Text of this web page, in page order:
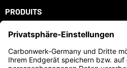
PRODUITS
NOTRE SOCIÉTÉ
VOTRE COMPTE